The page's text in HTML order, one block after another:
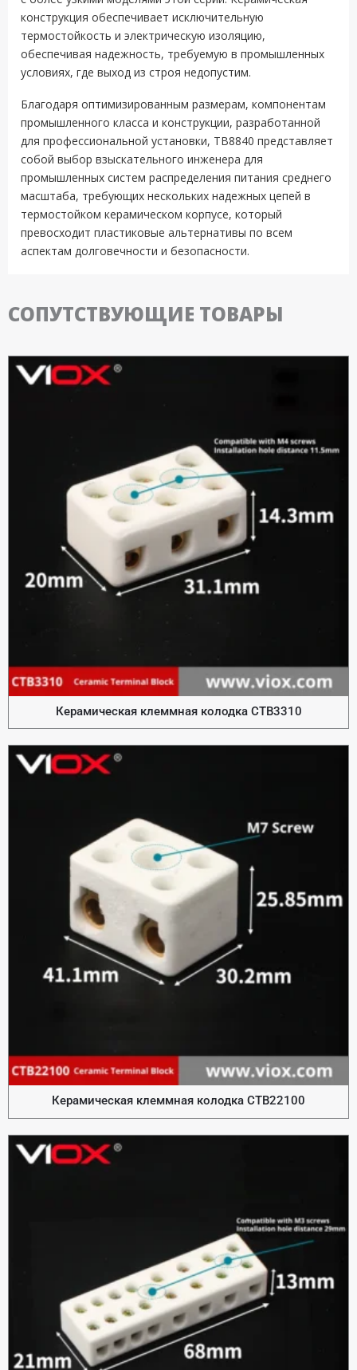
конструкция обеспечивает исключительную
термостойкость и электрическую изоляцию,
обеспечивая надежность, требуемую в промышленных
условиях, где выход из строя недопустим.
Благодаря оптимизированным размерам, компонентам
промышленного класса и конструкции, разработанной
для профессиональной установки, TB8840 представляет
собой выбор взыскательного инженера для
промышленных систем распределения питания среднего
масштаба, требующих нескольких надежных цепей в
термостойком керамическом корпусе, который
превосходит пластиковые альтернативы по всем
аспектам долговечности и безопасности.
СОПУТСТВУЮЩИЕ ТОВАРЫ
Керамическая клеммная колодка CTB3310
Керамическая клеммная колодка CTB22100